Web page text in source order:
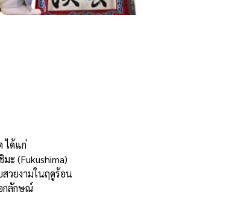
ได้แก่
ะ (Fukushima)
วยงามในฤดูร้อน
กลักษณ์